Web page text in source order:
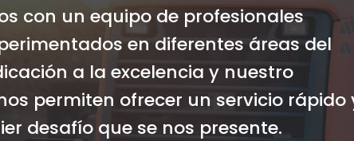
con un equipo de profesionales
en diferentes áreas del
a la excelencia y nuestro
permiten ofrecer un servicio rápido
desafío que se nos presente.